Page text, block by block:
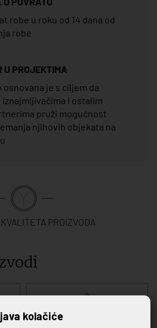
robe u roku od 14 dana od
robe
U PROJEKTIMA
osnovana je s ciljem da
i ostalim
pruži mogućnost
njihovih objekata na
PROIZVODA
kolačiće